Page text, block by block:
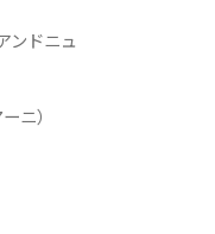
ンドニュ
ニ）